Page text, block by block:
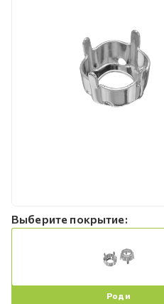
Выберите покрытие:
Роди